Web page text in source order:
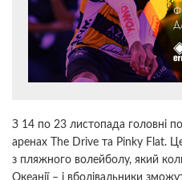
З 14 по 23 листопада головні
аренах The Drive та Pinky Flat.
з пляжного волейболу, який